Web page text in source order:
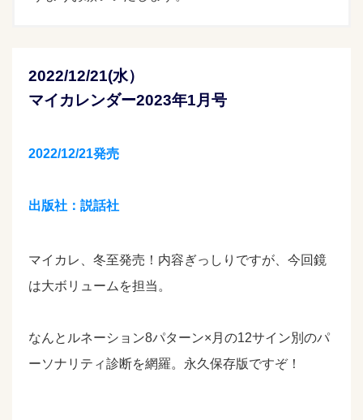
2022/12/21(水）
マイカレンダー2023年1月号
2022/12/21発売
出版社：説話社
マイカレ、冬至発売！内容ぎっしりですが、今回鏡
は大ボリュームを担当。
なんとルネーション8パターン× 月の12サイン別のパ
ーソナリティ診断を網羅。 永久保存版ですぞ！